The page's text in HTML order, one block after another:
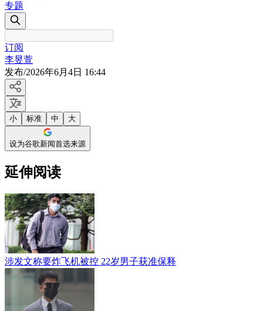
专题
订阅
李昱萱
发布/2026年6月4日 16:44
小 标准 中 大
设为谷歌新闻首选来源
延伸阅读
涉发文称要炸飞机被控 22岁男子获准保释